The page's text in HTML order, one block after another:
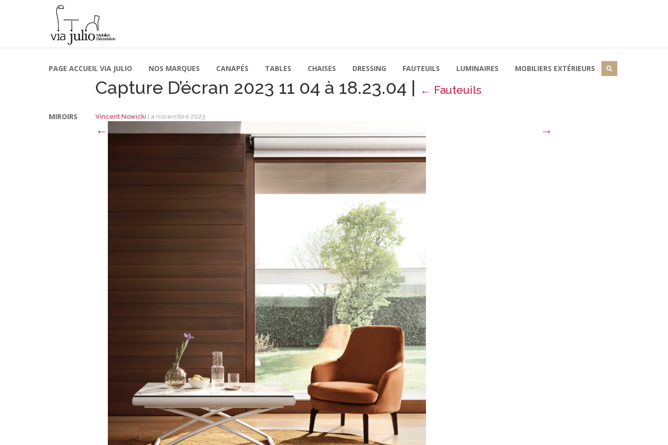
PAGE ACCUEIL VIA JULIO NOS MARQUES CANAPÉS TABLES CHAISES DRESSING FAUTEUILS LUMINAIRES MOBILIERS EXTÉRIEURS
MIROIRS
Capture D’écran 2023 11 04 à 18.23.04 | ← Fauteuils
Vincent Nowicki 4 novembre 2023
← →